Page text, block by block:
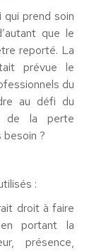
qui prend soin
que le
reporté. La
prévue le
du
au défi du
de la perte
besoin ?
:
droit à faire
portant la
présence,